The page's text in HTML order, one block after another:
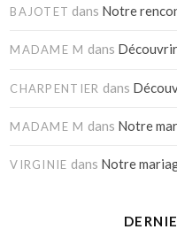
BAJOTET dans Notre
MADAME M dans
CHARPENTIER dans
MADAME M dans Notre
VIRGINIE dans Notre